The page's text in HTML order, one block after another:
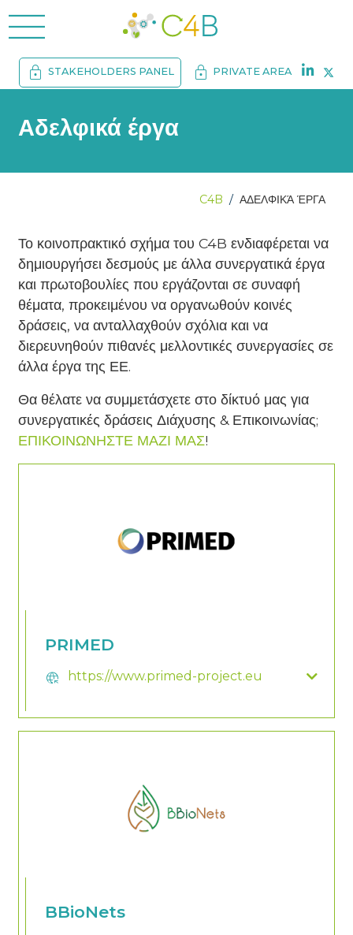
menu
lock STAKEHOLDERS PANEL lock PRIVATE AREA
Αδελφικά έργα
C4B ΑΔΕΛΦΙΚΆ ΈΡΓΑ
Το κοινοπρακτικό σχήμα του C4B ενδιαφέρεται να
δημιουργήσει δεσμούς με άλλα συνεργατικά έργα
και πρωτοβουλίες που εργάζονται σε συναφή
θέματα, προκειμένου να οργανωθούν κοινές
δράσεις, να ανταλλαχθούν σχόλια και να
διερευνηθούν πιθανές μελλοντικές συνεργασίες σε
άλλα έργα της ΕΕ.
Θα θέλατε να συμμετάσχετε στο δίκτυό μας για
συνεργατικές δράσεις Διάχυσης & Επικοινωνίας;
ΕΠΙΚΟΙΝΩΝΗΣΤΕ ΜΑΖΙ ΜΑΣ!
PRIMED
captive_portal https://www.primed-project.eu
BBioNets